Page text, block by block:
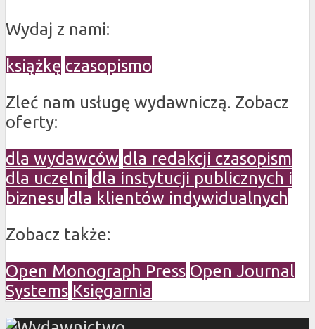
Wydaj z nami:
książkę czasopismo
Zleć nam usługę wydawniczą. Zobacz
oferty:
dla wydawców dla redakcji czasopism
dla uczelni dla instytucji publicznych i
biznesu dla klientów indywidualnych
Zobacz także:
Open Monograph Press Open Journal
Systems Księgarnia